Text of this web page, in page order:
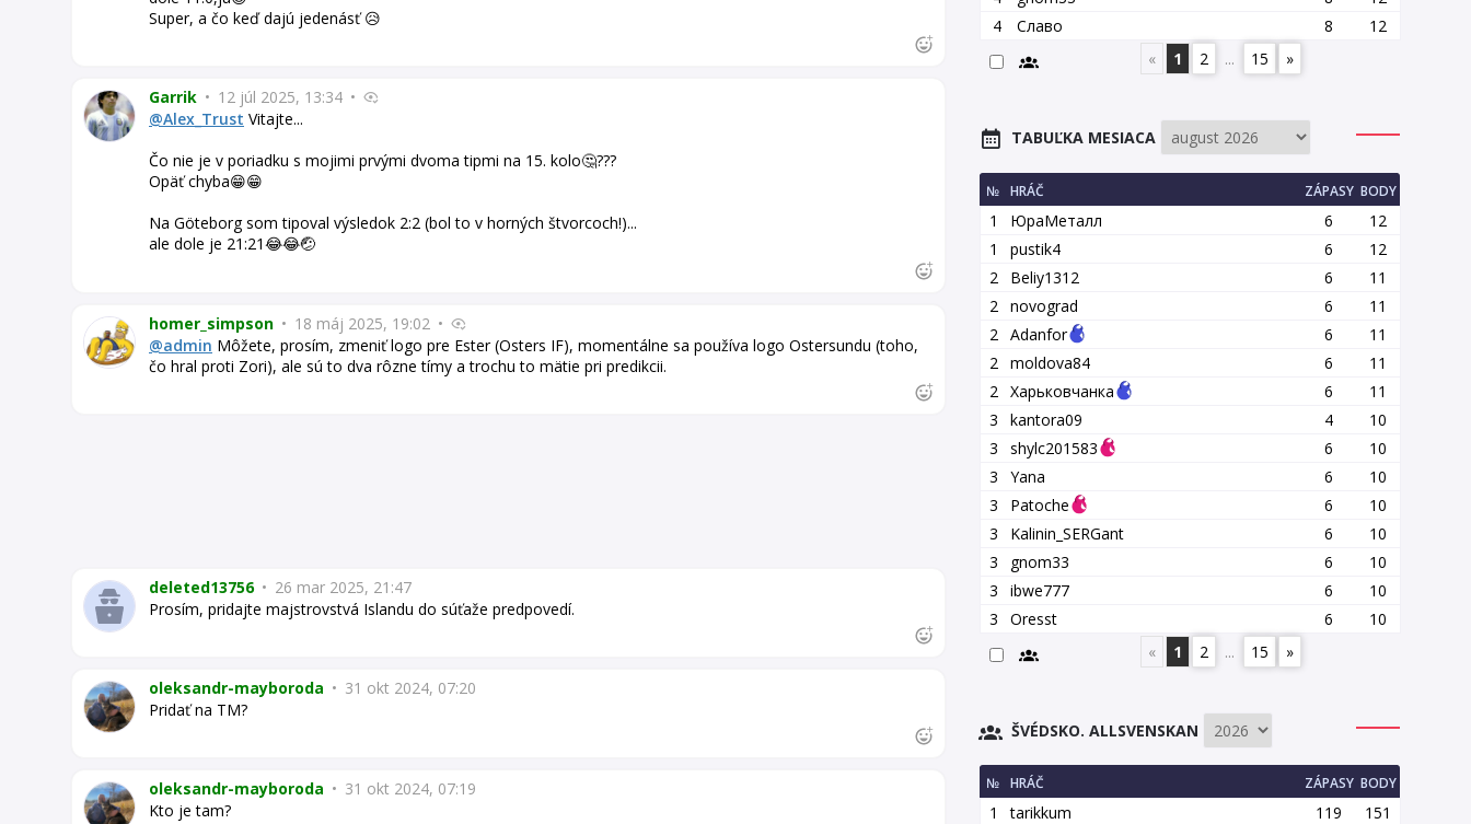
Super, a čo keď dajú jedenásť 😥
Garrik • 12 júl 2025, 13:34 •
@Alex_Trust Vitajte...
Čo nie je v poriadku s mojimi prvými dvoma tipmi na 15. kolo🤔???
Opäť chyba😁😁
Na Göteborg som tipoval výsledok 2:2 (bol to v horných štvorcoch!)...
ale dole je 21:21😂😂🤕
homer_simpson • 18 máj 2025, 19:02 •
@admin Môžete, prosím, zmeniť logo pre Ester (Osters IF), momentálne sa používa logo Ostersundu (toho,
čo hral proti Zori), ale sú to dva rôzne tímy a trochu to mätie pri predikcii.
deleted13756 • 26 mar 2025, 21:47
Prosím, pridajte majstrovstvá Islandu do súťaže predpovedí.
oleksandr-mayboroda • 31 okt 2024, 07:20
Pridať na TM?
oleksandr-mayboroda • 31 okt 2024, 07:19
Kto je tam?
4
Славо 8
12
«
1 2 ... 15 »
TABUĽKA MESIACA
№ HRÁČ ZÁPASY BODY
1 ЮраМеталл 6
12
1
pustik4 6
12
2
Beliy1312 6
11
2
novograd 6
11
2
Adanfor 6
11
2
moldova84 6
11
2
Харьковчанка 6
11
3
kantora09 4
10
3
shylc201583 6
10
3
Yana 6
10
3
Patoche 6
10
3
Kalinin_SERGant 6
10
3
gnom33 6
10
3
ibwe777 6
10
3
Oresst 6
10
«
1 2 ... 15 »
ŠVÉDSKO. ALLSVENSKAN
№ HRÁČ ZÁPASY BODY
1 tarikkum 119
151